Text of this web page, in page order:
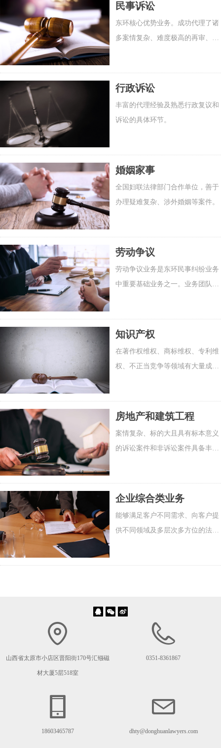
民事诉讼
东环核心优势业务。成功代理了诸
多案情复杂、难度极高的再审、申
行政诉讼
丰富的代理经验及熟悉行政复议和
诉讼的具体环节。
婚姻家事
全国妇联法律部门合作单位，善于
办理疑难复杂、涉外婚姻等案件。
劳动争议
劳动争议业务是东环民事纠纷业务
中重要基础业务之一。业务团队由
知识产权
在著作权维权、商标维权、专利维
权、不正当竞争等领域有大量成功
房地产和建筑工程
案情复杂、标的大且具有标本意义
的诉讼案件和非诉讼案件具备丰富
企业综合类业务
能够满足客户不同需求、向客户提
供不同领域及多层次多方位的法律
山西省太原市小店区晋阳街170号汇镪磁
材大厦5层518室
0351-8361867
18603465787 dhty@donghuanlawyers.com